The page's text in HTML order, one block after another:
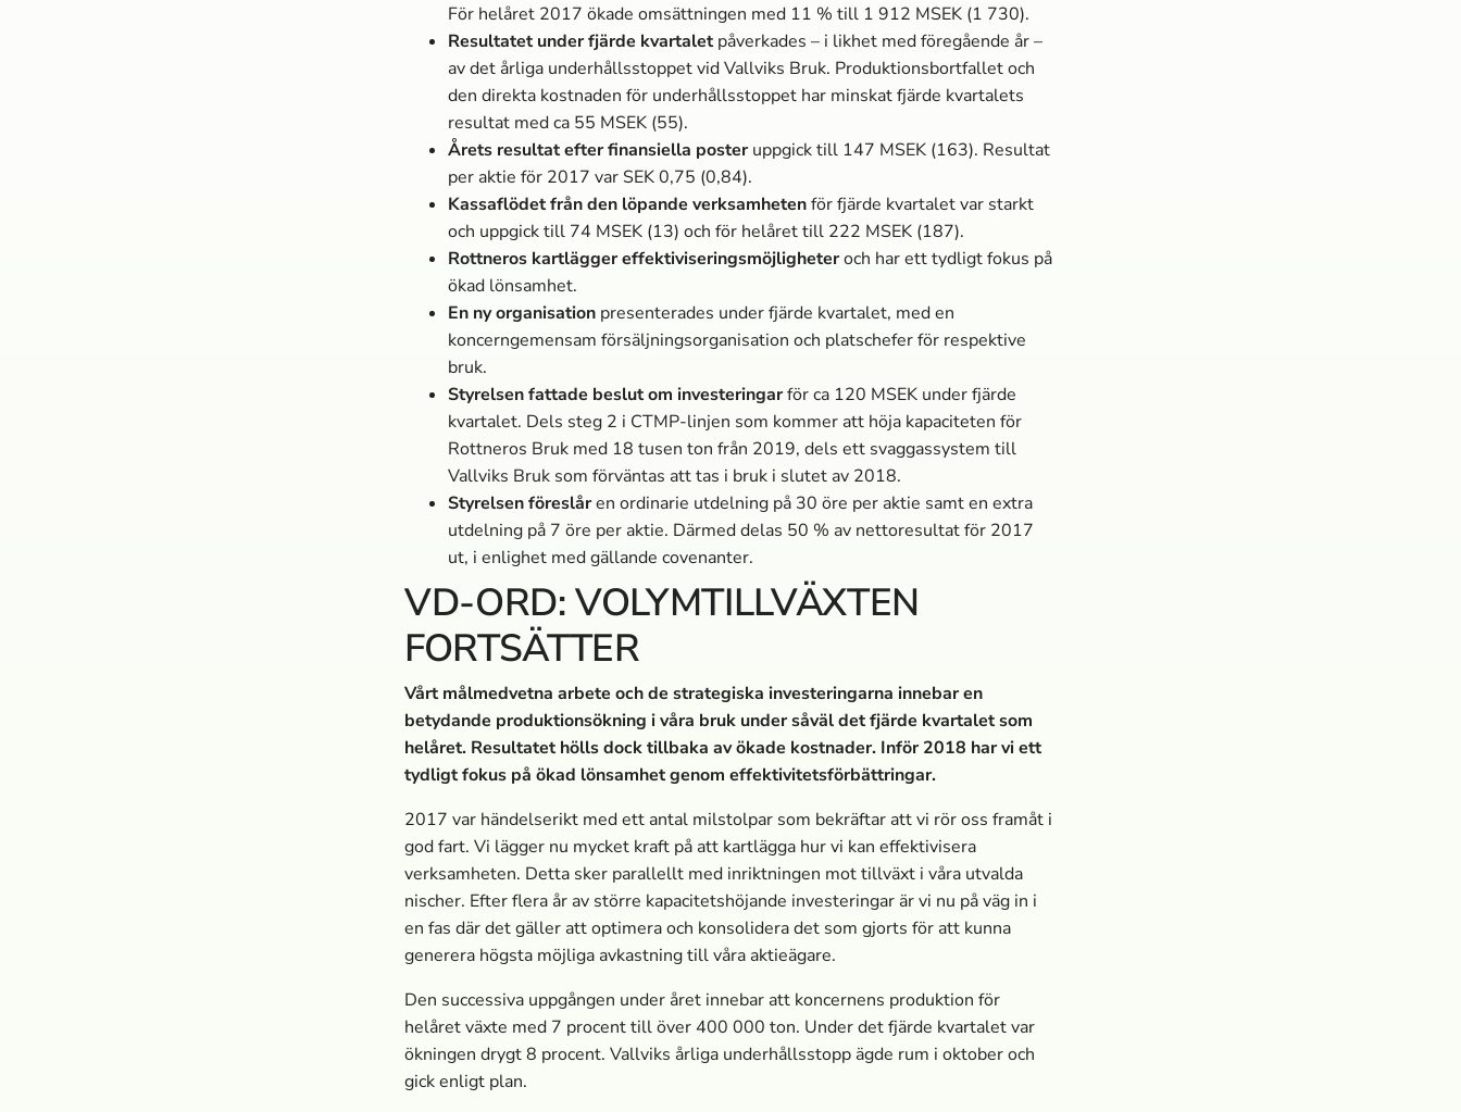
För helåret 2017 ökade omsättningen med 11 % till 1 912 MSEK (1 730).
Resultatet under fjärde kvartaletpåverkades – i likhet med föregående år –
av det årliga underhållsstoppet vid Vallviks Bruk. Produktionsbortfallet och
den direkta kostnaden för underhållsstoppet har minskat fjärde kvartalets
resultat med ca 55 MSEK (55).
Årets resultat efter finansiella posteruppgick till 147 MSEK (163). Resultat
per aktie för 2017 var SEK 0,75 (0,84).
Kassaflödet från den löpande verksamhetenför fjärde kvartalet var starkt
och uppgick till 74 MSEK (13) och för helåret till 222 MSEK (187).
Rottneros kartlägger effektiviseringsmöjligheteroch har ett tydligt fokus på
ökad lönsamhet.
En ny organisation presenterades under fjärde kvartalet, med en
koncerngemensam försäljningsorganisation och platschefer för respektive
bruk.
Styrelsen fattade beslut om investeringarför ca 120 MSEK under fjärde
kvartalet. Dels steg 2 i CTMP-linjen som kommer att höja kapaciteten för
Rottneros Bruk med 18 tusen ton från 2019, dels ett svaggassystem till
Vallviks Bruk som förväntas att tas i bruk i slutet av 2018.
Styrelsen föreslåren ordinarie utdelning på 30 öre per aktie samt en extra
utdelning på 7 öre per aktie. Därmed delas 50 % av nettoresultat för 2017
ut, i enlighet med gällande covenanter.
VD-ORD: VOLYMTILLVÄXTEN
FORTSÄTTER
Vårt målmedvetna arbete och de strategiska investeringarna innebar en
betydande produktionsökning i våra bruk under såväl det fjärde kvartalet som
helåret. Resultatet hölls dock tillbaka av ökade kostnader. Inför 2018 har vi ett
tydligt fokus på ökad lönsamhet genom effektivitetsförbättringar.
2017 var händelserikt med ett antal milstolpar som bekräftar att vi rör oss framåt i
god fart. Vi lägger nu mycket kraft på att kartlägga hur vi kan effektivisera
verksamheten. Detta sker parallellt med inriktningen mot tillväxt i våra utvalda
nischer. Efter flera år av större kapacitetshöjande investeringar är vi nu på väg in i
en fas där det gäller att optimera och konsolidera det som gjorts för att kunna
generera högsta möjliga avkastning till våra aktieägare.
Den successiva uppgången under året innebar att koncernens produktion för
helåret växte med 7 procent till över 400 000 ton. Under det fjärde kvartalet var
ökningen drygt 8 procent. Vallviks årliga underhållsstopp ägde rum i oktober och
gick enligt plan.